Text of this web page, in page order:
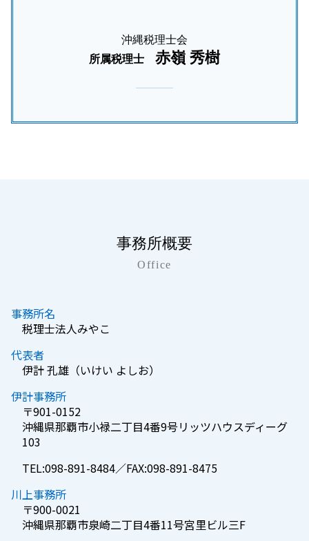
沖縄税理士会
所属税理士
赤嶺 秀樹
事務所概要
Office
事務所名
税理士法人みやこ
代表者
伊計 孔雄（いけい よしお）
伊計事務所
〒901-0152
沖縄県那覇市小禄二丁目4番9号リッツハウスディーグ
103
TEL:098-891-8484／FAX:098-891-8475
川上事務所
〒900-0021
沖縄県那覇市泉崎二丁目4番11号宮里ビル三F